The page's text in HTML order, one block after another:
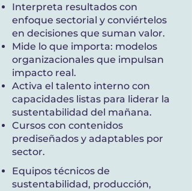
Interpreta resultados con
enfoque sectorial y conviértelos
en decisiones que suman valor.
Mide lo que importa: modelos
organizacionales que impulsan
impacto real.
Activa el talento interno con
capacidades listas para liderar la
sustentabilidad del mañana.
Cursos con contenidos
prediseñados y adaptables por
sector.
Equipos técnicos de
sustentabilidad, producción,